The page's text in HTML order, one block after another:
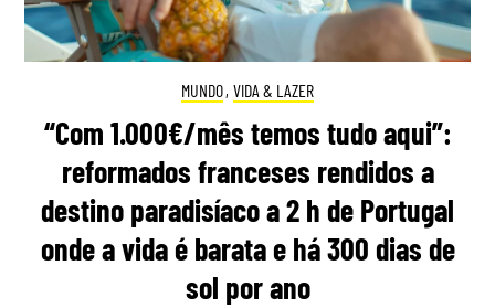
MUNDO, VIDA & LAZER
“Com 1.000€/mês temos tudo aqui”:
reformados franceses rendidos a
destino paradisíaco a 2 h de Portugal
onde a vida é barata e há 300 dias de
sol por ano